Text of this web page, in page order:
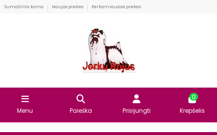
Sumažinta kaina Naujos prekės Perkamiausios prekės
Menu Paieška Prisijungti
0
Krepšelis